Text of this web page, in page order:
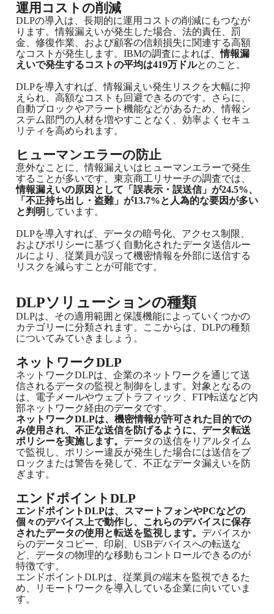
運用コストの削減
DLPの導入は、長期的に運用コストの削減にもつなが
ります。情報漏えいが発生した場合、法的責任、罰
金、修復作業、および顧客の信頼損失に関連する高額
なコストが発生します。 IBMの調査によれば、情報漏
えいで発生するコストの平均は419万ドルとのこと。
DLPを導入すれば、情報漏えい発生リスクを大幅に抑
えられ、高額なコストも回避できるのです。さらに、
自動ブロックやアラート機能などがあるため、情報シ
ステム部門の人材を増やすことなく、効率よくセキュ
リティを高められます。
ヒューマンエラーの防止
意外なことに、情報漏えいはヒューマンエラーで発生
することが多いです。東京商工リサーチの調査では、
情報漏えいの原因として「誤表示・誤送信」が24.5%、
「不正持ち出し・盗難」が13.7%と人為的な要因が多い
と判明 しています。
DLPを導入すれば、データの暗号化、アクセス制限、
およびポリシーに基づく自動化されたデータ送信ルー
ルにより、従業員が誤って機密情報を外部に送信する
リスクを減らすことが可能です。
DLPソリューションの種類
DLPは、その適用範囲と保護機能によっていくつかの
カテゴリーに分類されます。ここからは、DLPの種類
についてみていきましょう。
ネットワークDLP
ネットワークDLPは、企業のネットワークを通じて送
信されるデータの監視と制御をします。対象となるの
は、電子メールやウェブトラフィック、FTP転送など内
部ネットワーク経由のデータです。
ネットワークDLPは、機密情報が許可された目的での
み使用され、不正な送信を防げるように、データ転送
ポリシーを実施します。 データの送信をリアルタイム
で監視し、ポリシー違反が発生した場合には送信をブ
ロックまたは警告を発して、不正なデータ漏えいを防
ぎます。
エンドポイントDLP
エンドポイントDLPは、スマートフォンやPCなどの
個々のデバイス上で動作し、これらのデバイスに保存
されたデータの使用と転送を監視します。 デバイスか
らのデータコピー、印刷、USBデバイスへの転送な
ど、データの物理的な移動もコントロールできるのが
特徴です。
エンドポイントDLPは、従業員の端末を監視できるた
め、リモートワークを導入している企業に向いていま
す。